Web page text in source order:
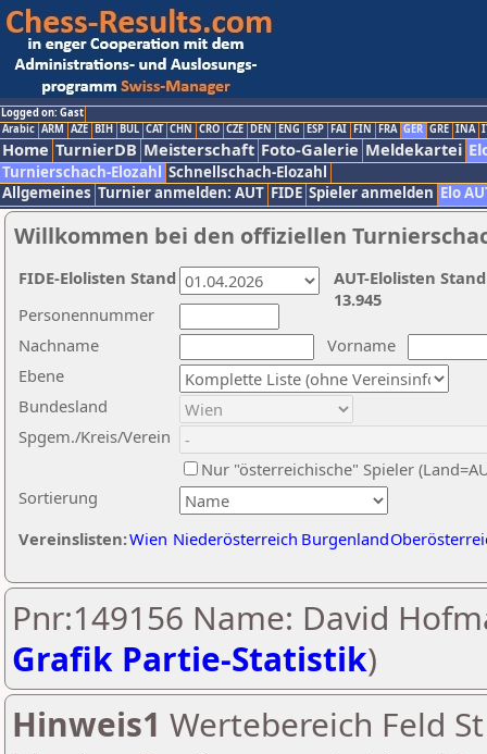
Logged on: Gast
Arabic ARM AZE BIH BUL CAT CHN CRO CZE DEN ENG ESP FAI FIN FRA GER GRE INA
Home TurnierDB Meisterschaft Foto-Galerie Meldekartei
Turnierschach-Elozahl Schnellschach-Elozahl
Allgemeines Turnier anmelden: AUT FIDE Spieler anmelden Elo
Willkommen bei den offiziellen
Nachname
Vorname
Ebene
Sortierung
Personennummer
Bundesland
Spgem./Kreis/Verein
Nur "österreichische" Spieler
Vereinslisten:Wien Niederösterreich Burgenland
AUT-Elolisten
13.945
FIDE-Elolisten Stand
Pnr:149156 Name: David
Grafik Partie-Statistik)
Hinweis1 Wertebereich Feld